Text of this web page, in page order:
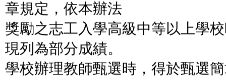
章規定，依本辦法
獎勵之志工入學高級中等以上學
現列為部分成績。
學校辦理教師甄選時，得於甄選